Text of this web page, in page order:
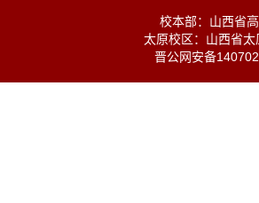
校本部：山西省
太原校区：山西省
晋公网安备